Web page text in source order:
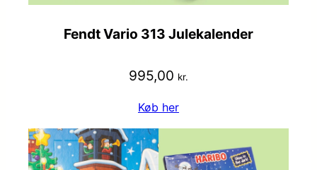
Fendt Vario 313 Julekalender
995,00 kr.
Køb her